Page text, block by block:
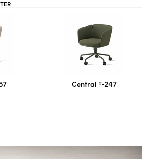
Central F-247